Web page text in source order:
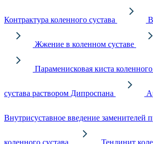
Контрактура коленного сустава
Жжение в коленном суставе
Параменисковая киста коленного
сустава раствором Дипроспана
Внутрисуставное введение заменителей
коленного сустава Тендинит